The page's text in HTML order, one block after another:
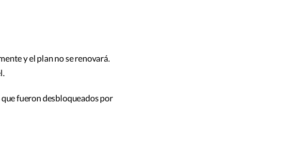
y el plan no se renovará.
que fueron desbloqueados por